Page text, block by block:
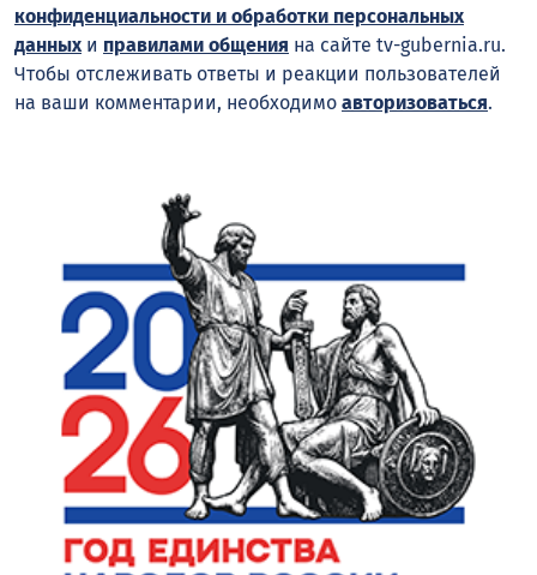
конфиденциальности и обработки персональных
данныхи правилами общения на сайте tv-gubernia.ru.
Чтобы отслеживать ответы и реакции пользователей
на ваши комментарии, необходимо авторизоваться.